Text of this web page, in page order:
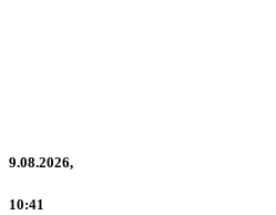
9.08.2026,
10:41